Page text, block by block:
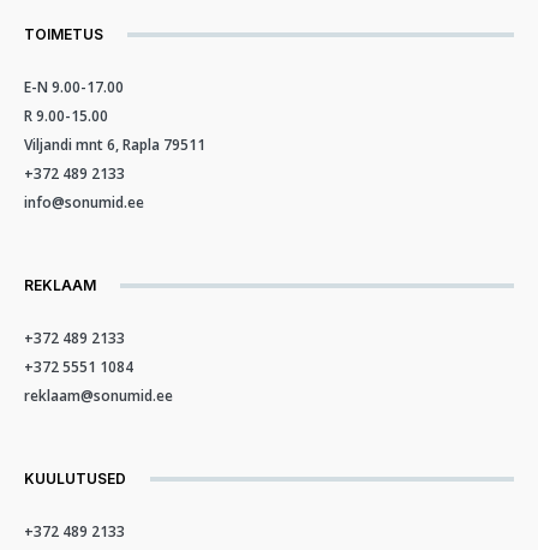
TOIMETUS
E-N 9.00-17.00
R 9.00-15.00
Viljandi mnt 6, Rapla 79511
+372 489 2133
info@sonumid.ee
REKLAAM
+372 489 2133
+372 5551 1084
reklaam@sonumid.ee
KUULUTUSED
+372 489 2133